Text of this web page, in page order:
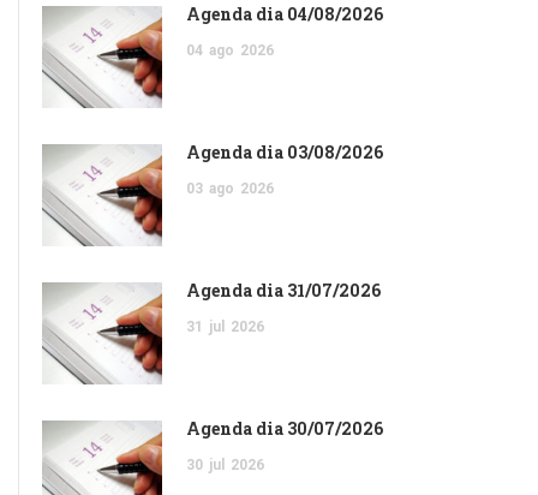
Agenda dia 04/08/2026
04 ago 2026
Agenda dia 03/08/2026
03 ago 2026
Agenda dia 31/07/2026
31 jul 2026
Agenda dia 30/07/2026
30 jul 2026